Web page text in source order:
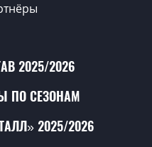
2025/2026
ПО СЕЗОНАМ
2025/2026